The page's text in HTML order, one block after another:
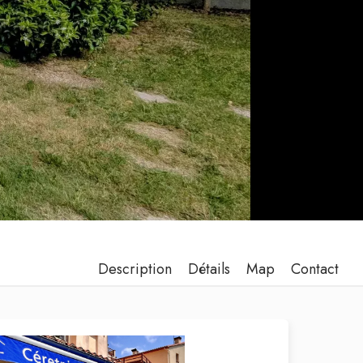
Description Détails Map Contact